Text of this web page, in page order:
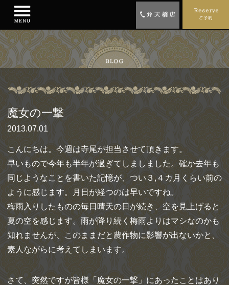
魔女の一撃
2013.07.01
こんにちは。今週は寺尾が担当させて頂きます。
早いもので今年も半年が過ぎてしましました。確か去年も
同じようなことを書いた記憶が、つい３,４カ月くらい前の
ように感じます。月日が経つのは早いですね。
梅雨入りしたものの毎日晴天の日が続き、空を見上げると
夏の空を感じます。雨が降り続く梅雨よりはマシなのかも
知れませんが、このままだと農作物に影響が出ないかと、
素人ながらに考えてしまいます。
さて、突然ですが皆様「魔女の一撃」にあったことはあり